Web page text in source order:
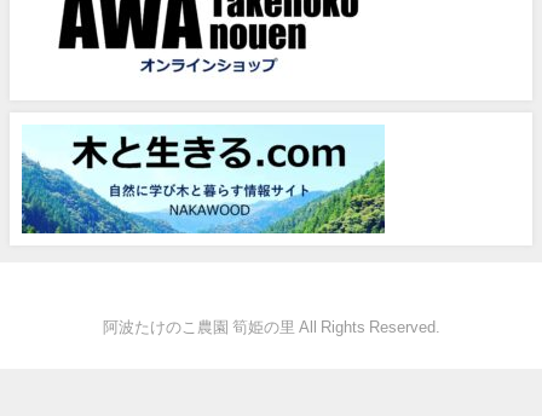
阿波たけのこ農園 筍姫の里 All Rights Reserved.